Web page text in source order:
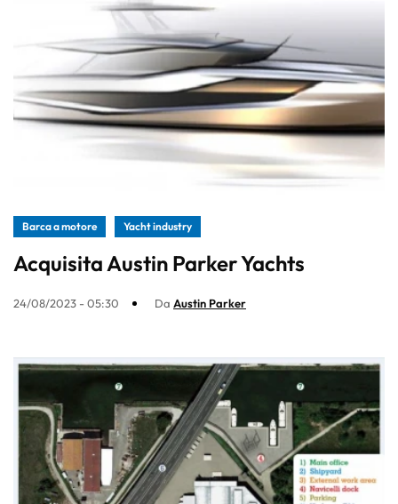
Barca a motore Yacht industry
Acquisita Austin Parker Yachts
24/08/2023 - 05:30 Da Austin Parker